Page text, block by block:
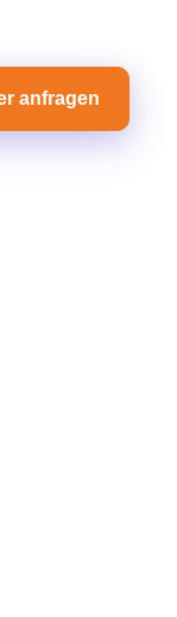
anfragen